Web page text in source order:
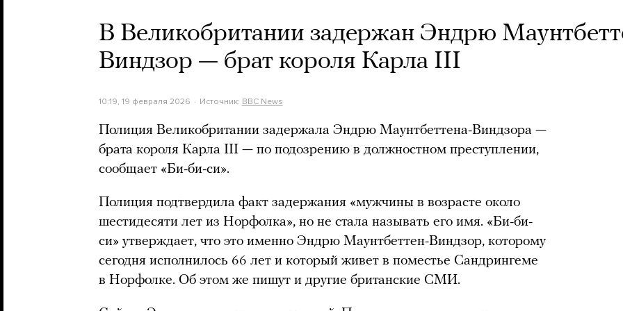
В Великобритании задержан Эндрю
Виндзор — брат короля Карла III
10:19, 19 февраля 2026 Источник: BBC News
Полиция Великобритании задержала Эндрю Маунтбеттена-Виндзора —
брата короля Карла III — по подозрению в должностном преступлении,
сообщает «Би-би-си».
Полиция подтвердила факт задержания «мужчины в возрасте около
шестидесяти лет из Норфолка», но не стала называть его имя. «Би-би-
си» утверждает, что это именно Эндрю Маунтбеттен-Виндзор, которому
сегодня исполнилось 66 лет и который живет в поместье Сандрингеме
в Норфолке. Об этом же пишут и другие британские СМИ.